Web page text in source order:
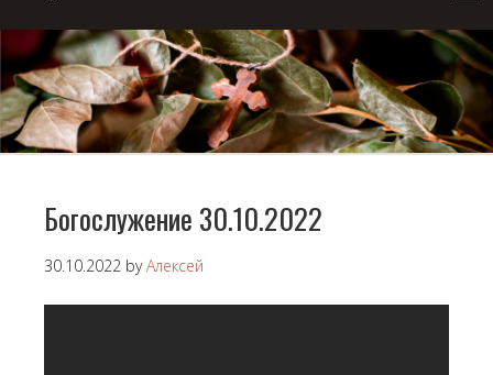
Богослужение 30.10.2022
30.10.2022 byАлексей